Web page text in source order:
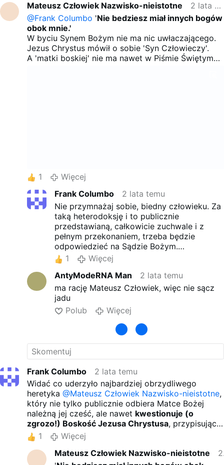
Mateusz Człowiek Nazwisko-nieistotne
2 lata temu
@Frank Columbo 'Nie bedziesz miał innych bogów
obok mnie.'
W byciu Synem Bożym nie ma nic uwłaczającego.
Jezus Chrystus mówił o sobie 'Syn Człowieczy'.
A 'matki boskiej' nie ma nawet w Piśmie Świętym
Nie klękajcie przed żadnym 'fałszywym idolem' ani
przed nikim innym.
1
Więcej
Frank Columbo
2 lata temu
Nie przymnażaj sobie, biedny człowieku. Za
taką heterodoksję i to publicznie
przedstawianą, całkowicie zuchwale i z
pełnym przekonaniem, trzeba będzie
odpowiedzieć na Sądzie Bożym.
Kościół Święty z niczym tak zawsze nie
walczył, jak właśnie z herezją, żeby masy
nie zostały zwiedzione.
Sancta Maria, ora pro nobis!
1
Więcej
AntyModeRNA Man
2 lata temu
ma rację Mateusz Człowiek, więc nie sącz
jadu
Polub
Więcej
Frank Columbo
2 lata temu
Widać co uderzyło najbardziej obrzydliwego
heretyka@Mateusz Człowiek Nazwisko-nieistotne,
który nie tylko publicznie odbiera Matce Bożej
należną jej cześć, ale nawet kwestionuje (o
zgrozo!) Boskość Jezusa Chrystusa, przypisując
Mu jedynie człowieczeństwo.
Jak większość piekielnych heretyków - nienawidzą
autorytetu, który otrzymał Kościół Święty. Władzy
1
Więcej
Mateusz Człowiek Nazwisko-nieistotne